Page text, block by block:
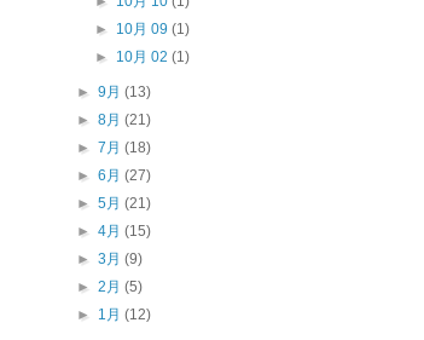
► 10月 09 (1)
► 10月 02 (1)
►9月(13)
►8月(21)
►7月(18)
►6月(27)
►5月(21)
►4月(15)
►3月(9)
►2月(5)
► 1月(12)